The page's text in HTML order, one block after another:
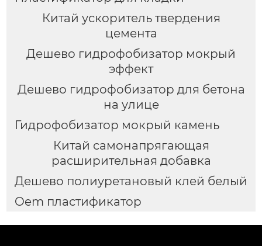
Китай ускоритель твердения
цемента
Дешево гидрофобизатор мокрый
эффект
Дешево гидрофобизатор для бетона
на улице
Гидрофобизатор мокрый камень
Китай самонапрягающая
расширительная добавка
Дешево полиуретановый клей белый
Oem пластификатор